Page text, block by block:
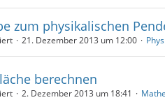
zum physikalischen
21. Dezember 2013 um 12:00
berechnen
2. Dezember 2013 um 18:41